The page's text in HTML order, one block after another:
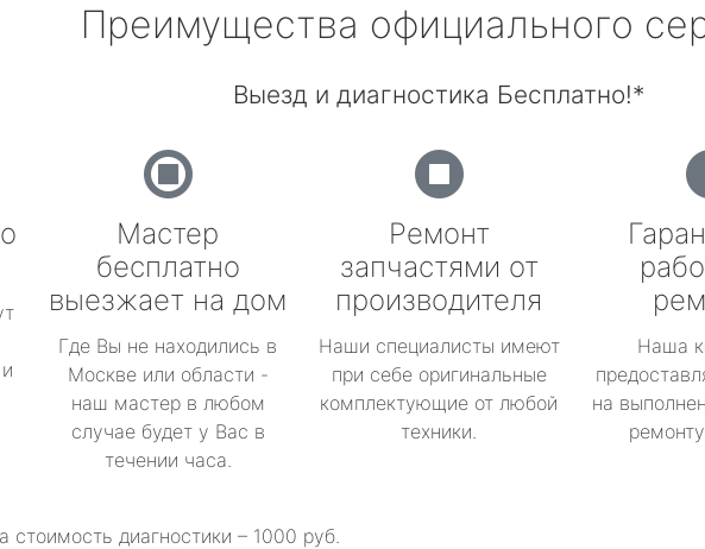
Преимущества официального
Выезд и диагностика Бесплатно!*
Мастер
бесплатно
выезжает на дом
Где Вы не находились в
Москве или области -
наш мастер в любом
случае будет у Вас в
течении часа.
Ремонт
запчастями от
производителя
Наши специалисты имеют
при себе оригинальные
комплектующие от любой
техники.
Наша
на
стоимость диагностики – 1000 руб.